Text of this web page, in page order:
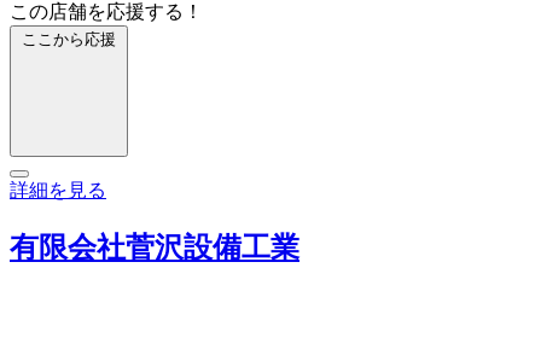
この店舗を応援する！
ここから応援
詳細を見る
有限会社菅沢設備工業